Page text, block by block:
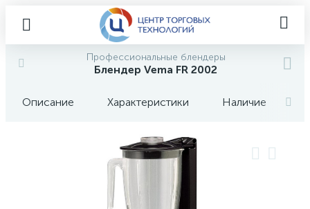
Профессиональные блендеры
Блендер Vema FR 2002
Описание Характеристики Наличие